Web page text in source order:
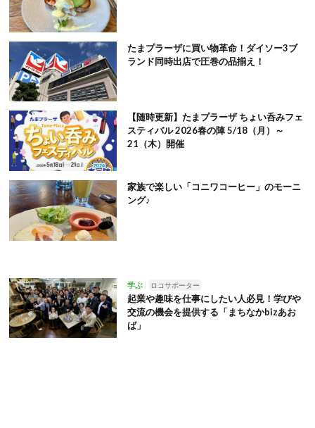
たまプラーザに買い物革命！ダイソー3ブ
ランド同時出店で圧巻の品揃え！
【随時更新】たまプラーザ ちょい呑みフェ
スティバル 2026春の陣 5/18（月）～
21（木）開催
家族で楽しい「コニワコーヒー」のモーニ
ング♪
学ぶ ロコサポーター
起業や趣味を仕事にしたい人必見！学びや
交流の機会を提供する「まちなかbizあお
ば」